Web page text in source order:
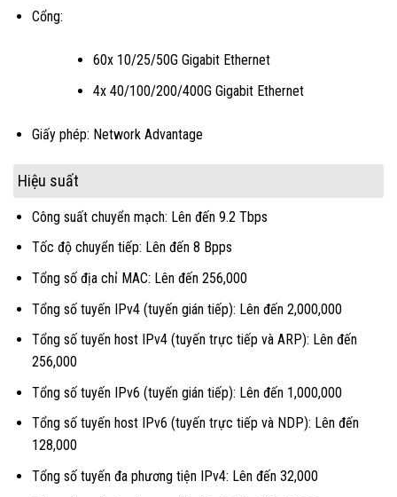
Cổng:
60x 10/25/50G Gigabit Ethernet
4x 40/100/200/400G Gigabit Ethernet
Giấy phép: Network Advantage
Hiệu suất
Công suất chuyển mạch: Lên đến 9.2 Tbps
Tốc độ chuyển tiếp: Lên đến 8 Bpps
Tổng số địa chỉ MAC: Lên đến 256,000
Tổng số tuyến IPv4 (tuyến gián tiếp): Lên đến 2,000,000
Tổng số tuyến host IPv4 (tuyến trực tiếp và ARP): Lên đến
256,000
Tổng số tuyến IPv6 (tuyến gián tiếp): Lên đến 1,000,000
Tổng số tuyến host IPv6 (tuyến trực tiếp và NDP): Lên đến
128,000
Tổng số tuyến đa phương tiện IPv4: Lên đến 32,000